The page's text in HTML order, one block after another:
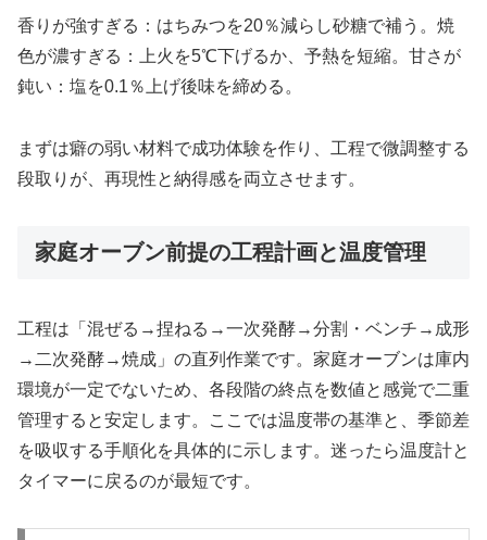
香りが強すぎる：はちみつを20％減らし砂糖で補う。焼
色が濃すぎる：上火を5℃下げるか、予熱を短縮。甘さが
鈍い：塩を0.1％上げ後味を締める。
まずは癖の弱い材料で成功体験を作り、工程で微調整する
段取りが、再現性と納得感を両立させます。
家庭オーブン前提の工程計画と温度管理
工程は「混ぜる→捏ねる→一次発酵→分割・ベンチ→成形
→二次発酵→焼成」の直列作業です。家庭オーブンは庫内
環境が一定でないため、各段階の終点を数値と感覚で二重
管理すると安定します。ここでは温度帯の基準と、季節差
を吸収する手順化を具体的に示します。迷ったら温度計と
タイマーに戻るのが最短です。